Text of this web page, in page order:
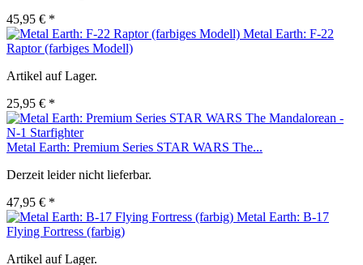
45,95 € *
Metal Earth: F-22
Raptor (farbiges Modell)
Artikel auf Lager.
25,95 € *
Metal Earth: Premium Series STAR WARS The...
Derzeit leider nicht lieferbar.
47,95 € *
Metal Earth: B-17
Flying Fortress (farbig)
Artikel auf Lager.